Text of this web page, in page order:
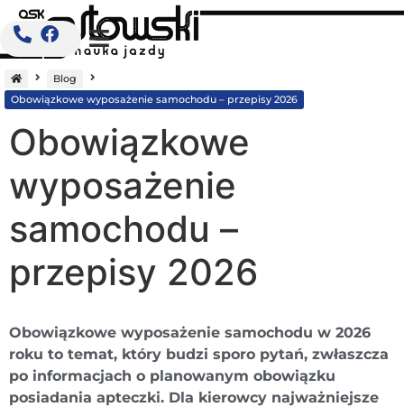
Strona
główna
Blog
Obowiązkowe wyposażenie samochodu – przepisy 2026
Obowiązkowe
wyposażenie
samochodu –
przepisy 2026
Obowiązkowe wyposażenie samochodu w 2026
roku to temat, który budzi sporo pytań, zwłaszcza
po informacjach o planowanym obowiązku
posiadania apteczki. Dla kierowcy najważniejsze